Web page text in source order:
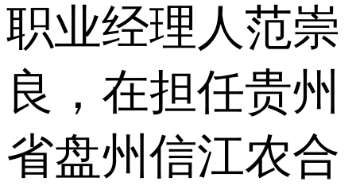
职业经理人范崇
良，在担任贵州
省盘州信江农合